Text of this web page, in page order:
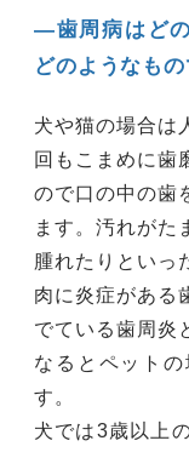
―歯周病はど
どのようなもの
犬や猫の場合は
回もこまめに歯
ので口の中の歯
ます。汚れがた
腫れたりといっ
肉に炎症がある
でている歯周炎
なるとペット
す。
犬では3歳以上